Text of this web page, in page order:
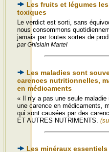
Les fruits et légumes
toxiques
Le verdict est sorti, sans
nous consommons
jamais par toutes sortes de
par Ghislain Martel
Les maladies sont
carences nutritionnelles,
en médicaments
« Il n'y a pas une seule
une carence en médicaments,
qui sont causées par des
ET AUTRES NUTRIMENTS.
Les minéraux essentiels